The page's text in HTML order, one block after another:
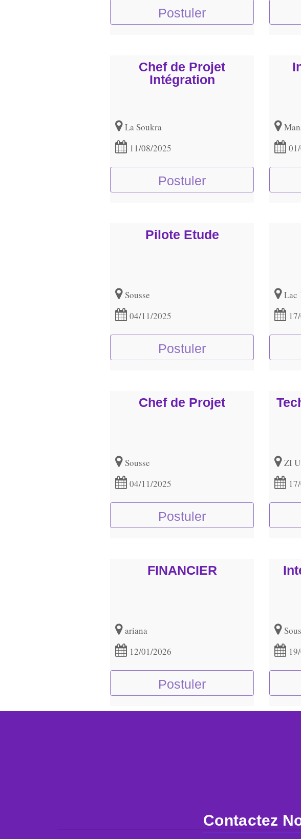
Postuler
Chef de Projet
Intégration
La Soukra
11/08/2025
Postuler
Pilote Etude
Sousse
04/11/2025
Postuler
Lac
Chef de Projet
Sousse
04/11/2025
Postuler
ZI
FINANCIER
ariana
12/01/2026
Postuler
Contactez